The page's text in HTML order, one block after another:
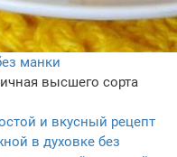
манки
высшего сорта
и вкусный рецепт
в духовке без